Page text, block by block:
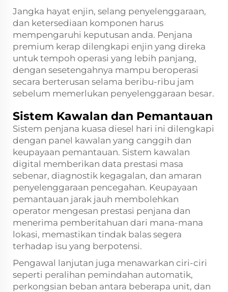
Jangka hayat enjin, selang penyelenggaraan,
dan ketersediaan komponen harus
mempengaruhi keputusan anda. Penjana
premium kerap dilengkapi enjin yang direka
untuk tempoh operasi yang lebih panjang,
dengan sesetengahnya mampu beroperasi
secara berterusan selama beribu-ribu jam
sebelum memerlukan penyelenggaraan besar.
Sistem Kawalan dan Pemantauan
Sistem penjana kuasa diesel hari ini dilengkapi
dengan panel kawalan yang canggih dan
keupayaan pemantauan. Sistem kawalan
digital memberikan data prestasi masa
sebenar, diagnostik kegagalan, dan amaran
penyelenggaraan pencegahan. Keupayaan
pemantauan jarak jauh membolehkan
operator mengesan prestasi penjana dan
menerima pemberitahuan dari mana-mana
lokasi, memastikan tindak balas segera
terhadap isu yang berpotensi.
Pengawal lanjutan juga menawarkan ciri-ciri
seperti peralihan pemindahan automatik,
perkongsian beban antara beberapa unit, dan